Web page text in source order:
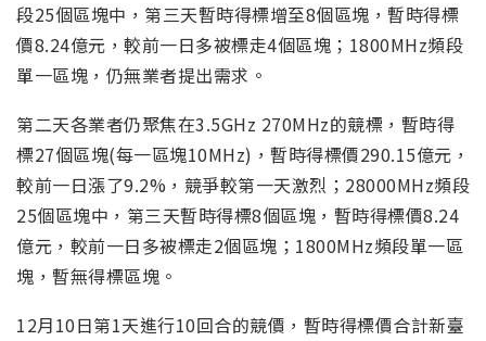
段25個區塊中，第三天暫時得標增至8個區塊，暫時得標
價8.24億元，較前一日多被標走4個區塊；1800MHz頻段
單一區塊，仍無業者提出需求。
第二天各業者仍聚焦在3.5GHz 270MHz的競標，暫時得
標27個區塊(每一區塊10MHz)，暫時得標價290.15億元，
較前一日漲了9.2%，競爭較第一天激烈；28000MHz頻段
25個區塊中，第三天暫時得標8個區塊，暫時得標價8.24
億元，較前一日多被標走2個區塊；1800MHz頻段單一區
塊，暫無得標區塊。
12月10日第1天進行10回合的競價，暫時得標價合計新臺